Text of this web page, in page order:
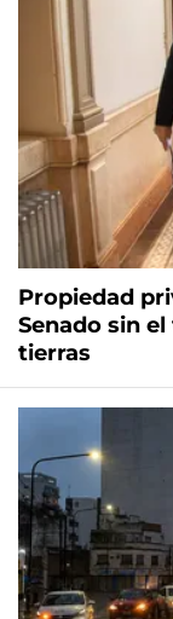
Propiedad
Senado sin
tierras